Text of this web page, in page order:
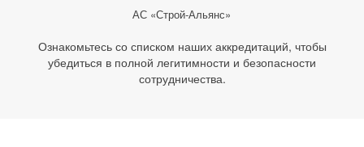
АС «Строй-Альянс»
Ознакомьтесь со списком наших аккредитаций, чтобы
убедиться в полной легитимности и безопасности
сотрудничества.